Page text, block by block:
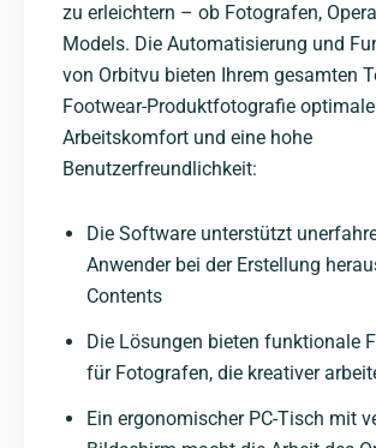
zu erleichtern – ob Fotografen,
Models. Die Automatisierung und
von Orbitvu bieten Ihrem gesamten
Footwear-Produktfotografie
Arbeitskomfort und eine hohe
Benutzerfreundlichkeit:
Die Software unterstützt
Anwender bei der Erstellung
Contents
Die Lösungen bieten funktionale
für Fotografen, die kreativer
Ein ergonomischer PC-Tisch mit